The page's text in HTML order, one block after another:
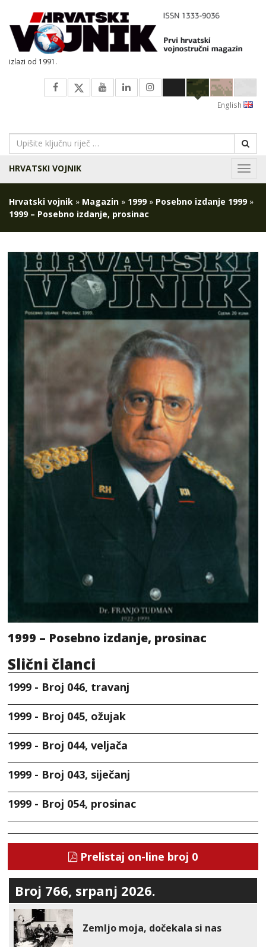
izlazi od 1991.
English
HRVATSKI VOJNIK
Hrvatski vojnik » Magazin » 1999» Posebno izdanje 1999»
1999 – Posebno izdanje, prosinac
1999 – Posebno izdanje, prosinac
Slični članci
1999 - Broj 046, travanj
1999 - Broj 045, ožujak
1999 - Broj 044, veljača
1999 - Broj 043, siječanj
1999 - Broj 054, prosinac
Prelistaj on-line broj 0
Broj 766, srpanj 2026.
Zemljo moja, dočekala si nas